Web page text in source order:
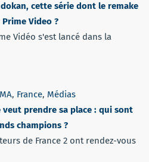
cette série dont le remake
Video ?
Vidéo s'est lancé dans la
, France, Médias
veut prendre sa place : qui sont
champions ?
de France 2 ont rendez-vous